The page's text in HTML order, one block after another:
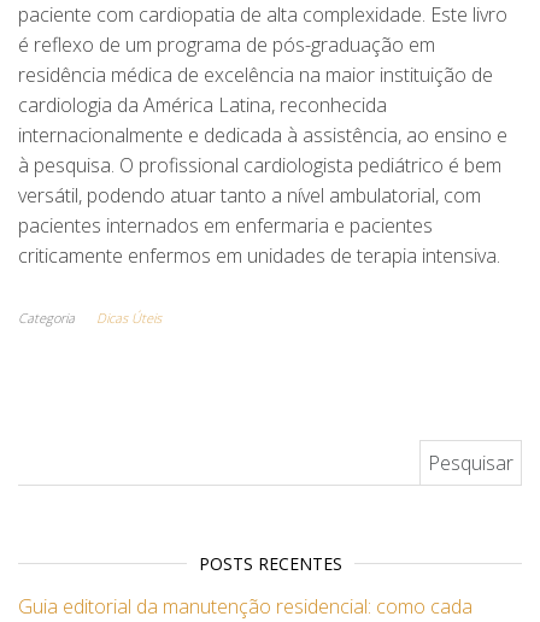
paciente com cardiopatia de alta complexidade. Este livro
é reflexo de um programa de pós-graduação em
residência médica de excelência na maior instituição de
cardiologia da América Latina, reconhecida
internacionalmente e dedicada à assistência, ao ensino e
à pesquisa. O profissional cardiologista pediátrico é bem
versátil, podendo atuar tanto a nível ambulatorial, com
pacientes internados em enfermaria e pacientes
criticamente enfermos em unidades de terapia intensiva.
Categoria Dicas Úteis
POSTS RECENTES
Guia editorial da manutenção residencial: como cada